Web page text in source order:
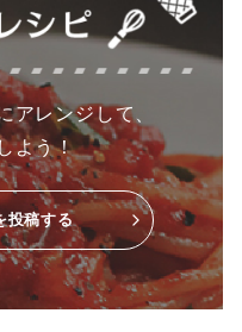
アレンジして、
よう！
投稿する